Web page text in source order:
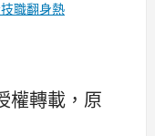
職翻身熱
權轉載，原